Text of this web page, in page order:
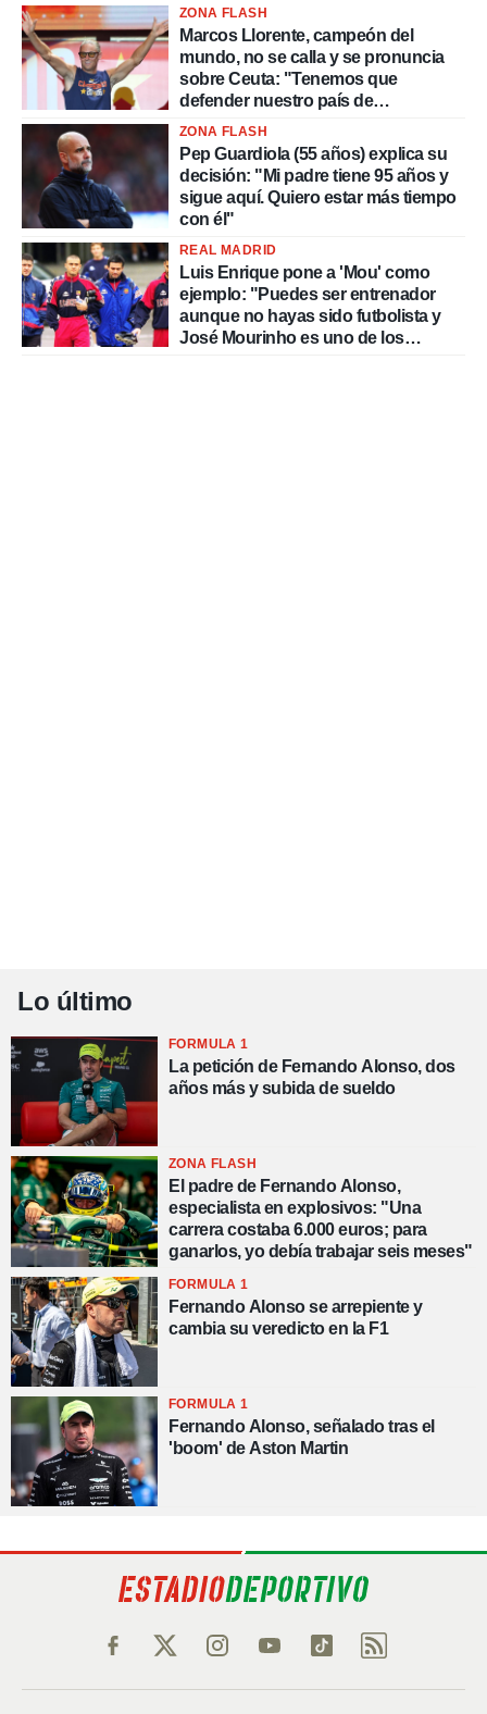
ZONA FLASH
Marcos Llorente, campeón del
mundo, no se calla y se pronuncia
sobre Ceuta: "Tenemos que
defender nuestro país de
delincuentes"
ZONA FLASH
Pep Guardiola (55 años) explica su
decisión: "Mi padre tiene 95 años y
sigue aquí. Quiero estar más tiempo
con él"
REAL MADRID
Luis Enrique pone a 'Mou' como
ejemplo: "Puedes ser entrenador
aunque no hayas sido futbolista y
José Mourinho es uno de los
Lo último
FORMULA 1
La petición de Fernando Alonso, dos
años más y subida de sueldo
ZONA FLASH
El padre de Fernando Alonso,
especialista en explosivos: "Una
carrera costaba 6.000 euros; para
ganarlos, yo debía trabajar seis meses"
FORMULA 1
Fernando Alonso se arrepiente y
cambia su veredicto en la F1
FORMULA 1
Fernando Alonso, señalado tras el
'boom' de Aston Martin